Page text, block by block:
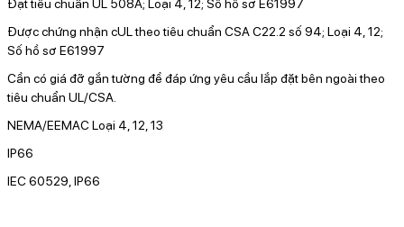
Đạt tiêu chuẩn UL 508A; Loại 4, 12; Số hồ sơ E61997
Được chứng nhận cUL theo tiêu chuẩn CSA C22.2 số 94; Loại 4, 12;
Số hồ sơ E61997
Cần có giá đỡ gắn tường để đáp ứng yêu cầu lắp đặt bên ngoài theo
tiêu chuẩn UL/CSA.
NEMA/EEMAC Loại 4, 12, 13
IP66
IEC 60529, IP66